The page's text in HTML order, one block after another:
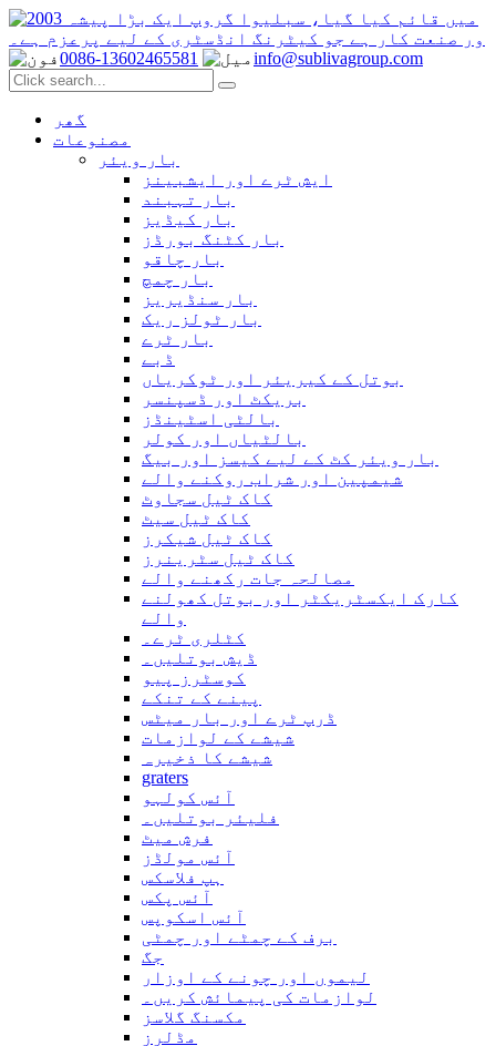
0086-13602465581 info@sublivagroup.com
گھر
مصنوعات
بار ویئر
ایش ٹرے اور ایشبینز
بار تہبند
بار کیڈیز
بار کٹنگ بورڈز
بار چاقو
بار چمچ
بار سنڈیریز
بار ٹولز ریک
بار ٹرے
ڈبے
بوتل کے کیریئر اور ٹوکریاں
بریکٹ اور ڈسپنسر
بالٹی اسٹینڈز
بالٹیاں اور کولر
بار ویئر کٹ کے لیے کیسز اور بیگ
شیمپین اور شراب روکنے والے
کاک ٹیل سجاوٹ
کاک ٹیل سیٹ
کاک ٹیل شیکرز
کاک ٹیل سٹرینرز
مصالحہ جات رکھنے والے
کارک ایکسٹریکٹر اور بوتل کھولنے
والے
کٹلری ٹرے۔
ڈیش بوتلیں۔
کوسٹرز پیو
پینے کے تنکے
ڈرپ ٹرے اور بار میٹس
شیشے کے لوازمات
شیشے کا ذخیرہ
graters
آئس کولہو
فلیئر بوتلیں۔
فرش میٹ
آئس مولڈز
ہپ فلاسکس
آئس پکس
آئس اسکوپس
برف کے چمٹے اور چمٹی
جگ
لیموں اور چونے کے اوزار
لوازمات کی پیمائش کریں۔
مکسنگ گلاسز
مڈلرز